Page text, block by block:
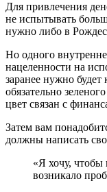
Для привлечения
не испытывать
нужно либо в
Но одного
нацеленности на
заранее нужно
обязательно
цвет связан с
Затем вам
должны написать
«Я хочу, чтобы
возникало